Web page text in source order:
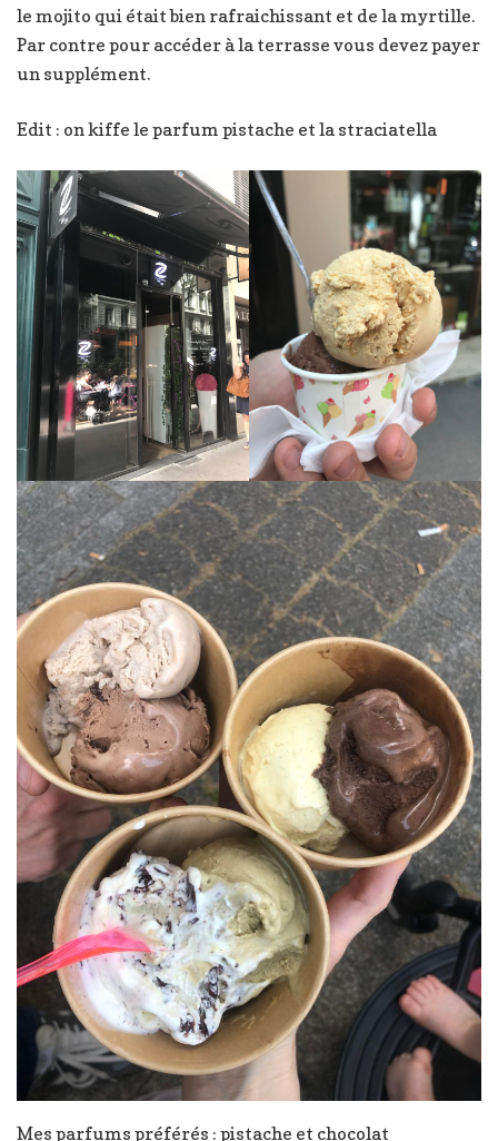
le mojito qui était bien rafraichissant et de la myrtille.
Par contre pour accéder à la terrasse vous devez payer
un supplément.
Edit : on kiffe le parfum pistache et la straciatella
Mes parfums préférés : pistache et chocolat